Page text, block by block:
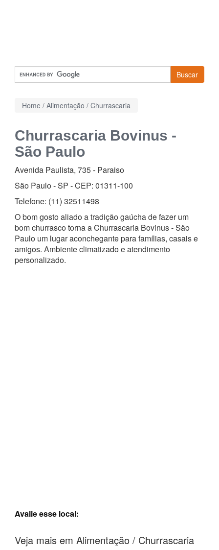
Buscar
Home / Alimentação / Churrascaria
Churrascaria Bovinus -
São Paulo
Avenida Paulista, 735- Paraiso
São Paulo - SP - CEP: 01311-100
Telefone: (11) 32511498
O bom gosto aliado a tradição gaúcha de fazer um
bom churrasco torna a Churrascaria Bovinus - São
Paulo um lugar aconchegante para famílias, casais e
amigos. Ambiente climatizado e atendimento
personalizado.
Avalie esse local:
Veja mais em Alimentação / Churrascaria